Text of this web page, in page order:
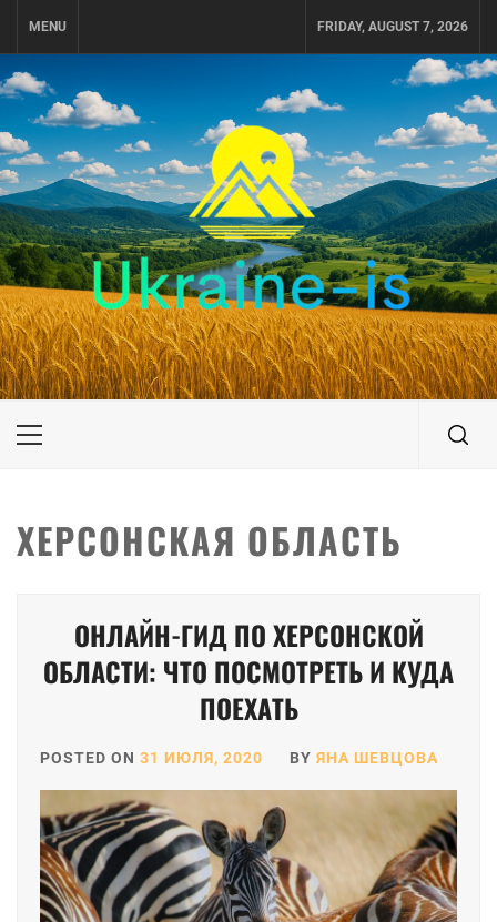
MENU FRIDAY, AUGUST 7, 2026
UKRAINE-IS
ПУТЕШЕСТВИЕ ПО УКРАИНЕ
Primary
ХЕРСОНСКАЯ ОБЛАСТЬ
ОНЛАЙН-ГИД ПО ХЕРСОНСКОЙ
ОБЛАСТИ: ЧТО ПОСМОТРЕТЬ И КУДА
ПОЕХАТЬ
POSTED ON 31 ИЮЛЯ, 2020 BY ЯНА ШЕВЦОВА